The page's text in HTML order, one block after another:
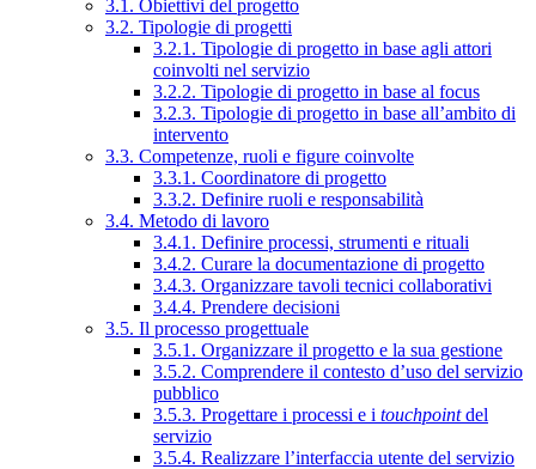
3.1. Obiettivi del progetto
3.2. Tipologie di progetti
3.2.1. Tipologie di progetto in base agli attori
coinvolti nel servizio
3.2.2. Tipologie di progetto in base al focus
3.2.3. Tipologie di progetto in base all’ambito di
intervento
3.3. Competenze, ruoli e figure coinvolte
3.3.1. Coordinatore di progetto
3.3.2. Definire ruoli e responsabilità
3.4. Metodo di lavoro
3.4.1. Definire processi, strumenti e rituali
3.4.2. Curare la documentazione di progetto
3.4.3. Organizzare tavoli tecnici collaborativi
3.4.4. Prendere decisioni
3.5. Il processo progettuale
3.5.1. Organizzare il progetto e la sua gestione
3.5.2. Comprendere il contesto d’uso del servizio
pubblico
3.5.3. Progettare i processi e i touchpointdel
servizio
3.5.4. Realizzare l’interfaccia utente del servizio